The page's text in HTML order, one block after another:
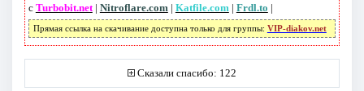
с Turbobit.net| Nitroflare.com| Katfile.com| Frdl.to |
Прямая ссылка на скачивание доступна только для группы: VIP-diakov.net
Сказали спасибо: 122